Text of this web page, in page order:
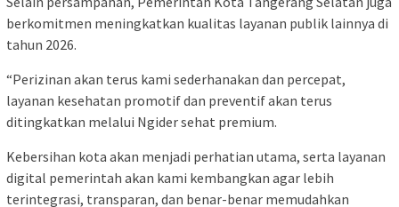
berkomitmen meningkatkan kualitas layanan publik lainnya di
tahun 2026.
“Perizinan akan terus kami sederhanakan dan percepat,
layanan kesehatan promotif dan preventif akan terus
ditingkatkan melalui Ngider sehat premium.
Kebersihan kota akan menjadi perhatian utama, serta layanan
digital pemerintah akan kami kembangkan agar lebih
terintegrasi, transparan, dan benar-benar memudahkan